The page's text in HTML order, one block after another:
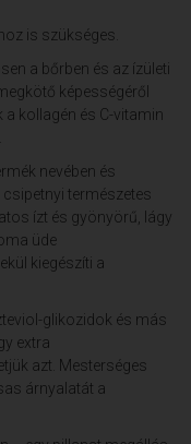
is szükséges.
a bőrben és az ízületi
képességéről
kollagén és C-vitamin
nevében és
természetes
ízt és gyönyörű, lágy
üde
kiegészíti a
glikozidok és más
extra
azt. Mesterséges
árnyalatát a